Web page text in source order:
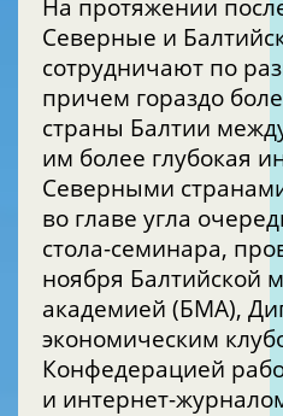
На протяжении
Северные и
сотрудничают по
причем гораздо
страны Балтии
им более глубокая
Северными
во главе угла
стола-семинара,
ноября Балтийской
академией (БМА),
экономическим
Конфедерацией
и интернет-